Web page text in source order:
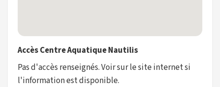
Accès Centre Aquatique Nautilis
Pas d'accès renseignés. Voir sur le site internet si
l'information est disponible.